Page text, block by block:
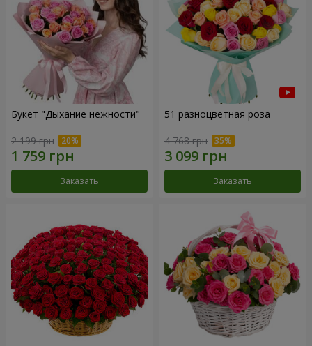
Букет "Дыхание нежности"
2 199 грн
Заказать
51 разноцветная роза
4 768 грн
Заказать